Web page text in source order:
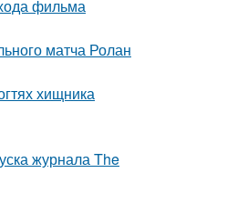
фильма
матча Ролан
хищника
журнала The